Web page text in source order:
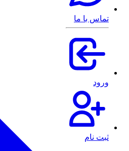
تماس با ما
ورود
ثبت نام